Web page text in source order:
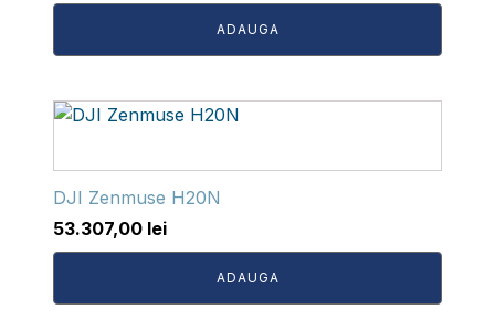
ADAUGA
DJI Zenmuse H20N
53.307,00 lei
ADAUGA